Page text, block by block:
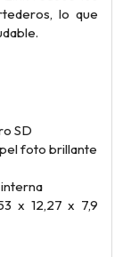
lo que
SD
foto brillante
x 12,27 x 7,9